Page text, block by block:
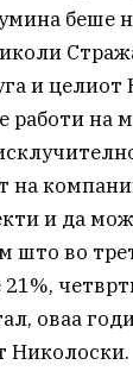
беше
и
работи на
на
и да
што во
оваа
Николоски.